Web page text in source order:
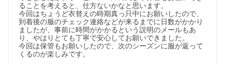
ることを考えると、仕方ないかなと思います。
今回はちょうど衣替えの時期真っ只中にお願いしたので、
到着後の服のチェック連絡などが来るまでに日数がかかり
ましたが、事前に時間がかかるという説明のメールもあ
り、やはりとても丁寧で安心してお願いできました。
今回は保管もお願いしたので、次のシーズンに服が返って
くるのが楽しみです。